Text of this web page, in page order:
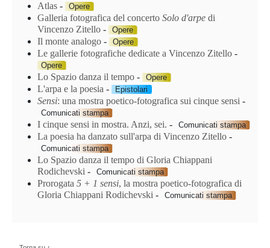
Atlas - Opere
Galleria fotografica del concerto Solo d'arpe di
Vincenzo Zitello - Opere
Il monte analogo - Opere
Le gallerie fotografiche dedicate a Vincenzo Zitello -
Opere
Lo Spazio danza il tempo - Opere
L'arpa e la poesia - Epistolari
Sensi: una mostra poetico-fotografica sui cinque sensi -
Comunicati stampa
I cinque sensi in mostra. Anzi, sei. - Comunicati stampa
La poesia ha danzato sull'arpa di Vincenzo Zitello -
Comunicati stampa
Lo Spazio danza il tempo di Gloria Chiappani
Rodichevski - Comunicati stampa
Prorogata 5 + 1 sensi, la mostra poetico-fotografica di
Gloria Chiappani Rodichevski - Comunicati stampa